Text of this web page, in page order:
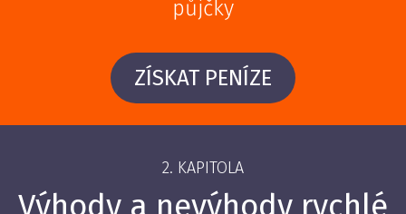
půjčky
ZÍSKAT PENÍZE
2. KAPITOLA
Výhody a nevýhody rychlé